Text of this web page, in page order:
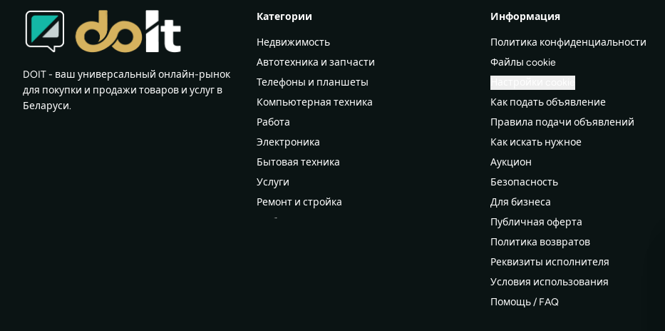
DOIT - ваш универсальный онлайн-рынок
для покупки и продажи товаров и услуг в
Беларуси.
Категории
Недвижимость
Автотехника и запчасти
Телефоны и планшеты
Компьютерная техника
Работа
Электроника
Бытовая техника
Услуги
Ремонт и стройка
Мебель
Информация
Политика конфиденциальности
Файлы cookie
Как подать объявление
Правила подачи объявлений
Как искать нужное
Аукцион
Безопасность
Для бизнеса
Публичная оферта
Политика возвратов
Реквизиты исполнителя
Условия использования
Помощь / FAQ